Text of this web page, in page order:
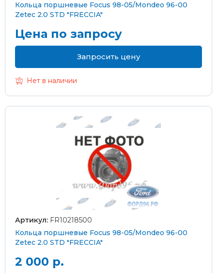
Кольца поршневые Focus 98-05/Mondeo 96-00
Zetec 2.0 STD "FRECCIA"
Цена по запросу
Запросить цену
Нет в наличии
Артикул: FR10218500
Кольца поршневые Focus 98-05/Mondeo 96-00
Zetec 2.0 STD "FRECCIA"
2 000 р.